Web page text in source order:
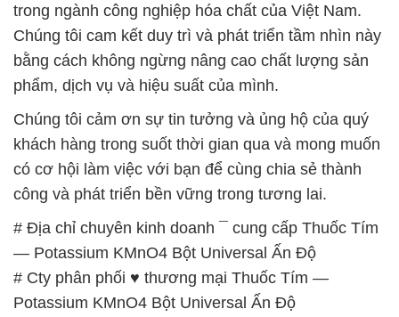
trong ngành công nghiệp hóa chất của Việt Nam.
Chúng tôi cam kết duy trì và phát triển tầm nhìn này
bằng cách không ngừng nâng cao chất lượng sản
phẩm, dịch vụ và hiệu suất của mình.
Chúng tôi cảm ơn sự tin tưởng và ủng hộ của quý
khách hàng trong suốt thời gian qua và mong muốn
có cơ hội làm việc với bạn để cùng chia sẻ thành
công và phát triển bền vững trong tương lai.
# Địa chỉ chuyên kinh doanh ¯ cung cấp Thuốc Tím
— Potassium KMnO4 Bột Universal Ấn Độ
# Cty phân phối ♥ thương mại Thuốc Tím —
Potassium KMnO4 Bột Universal Ấn Độ